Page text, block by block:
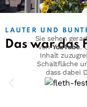
LAUTER UND
Das war das
Sie sehen
vonYouTube.
Inhalt
Schaltfläche
dass dabei